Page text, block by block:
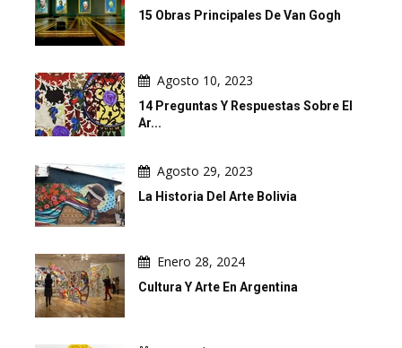
15 Obras Principales De Van Gogh
Agosto 10, 2023
14 Preguntas Y Respuestas Sobre El
Ar...
Agosto 29, 2023
La Historia Del Arte Bolivia
Enero 28, 2024
Cultura Y Arte En Argentina